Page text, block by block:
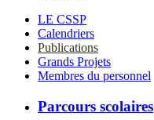
LE CSSP
Calendriers
Publications
Grands Projets
Membres du personnel
Parcours scolaires